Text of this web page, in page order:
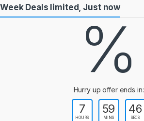
Week Deals limited, Just now
%
Hurry up offer ends in:
7
HOURS
59
MINS
45
SECS